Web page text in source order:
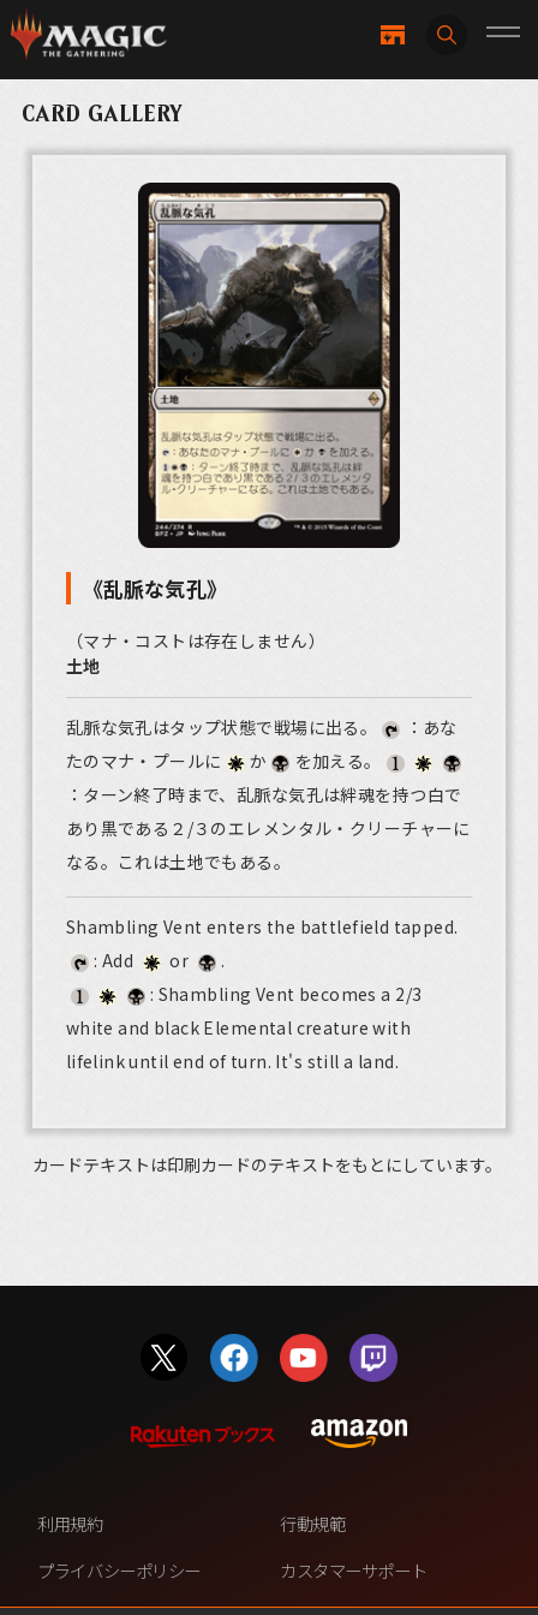
CARD GALLERY
《乱脈な気孔》
（マナ・コストは存在しません）
土地
乱脈な気孔はタップ状態で戦場に出る。
：あな
たのマナ・プールに
か
を加える。
：ターン終了時まで、乱脈な気孔は絆魂を持つ白で
あり黒である２/３のエレメンタル・クリーチャーに
なる。これは土地でもある。
Shambling Vent enters the battlefield tapped.
: Add
or
.
: Shambling Vent becomes a 2/3
white and black Elemental creature with
lifelink until end of turn. It's still a land.
カードテキストは印刷カードのテキストをもとにしています。
利用規約
行動規範
プライバシーポリシー
カスタマーサポート